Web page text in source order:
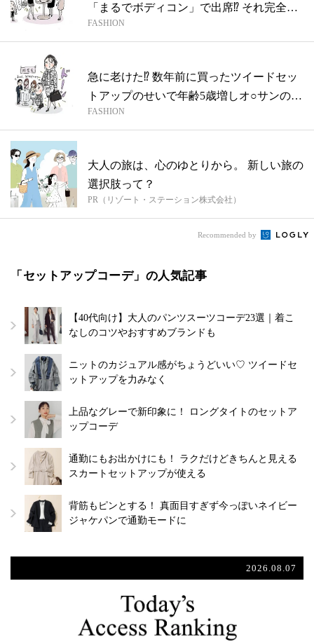
「まるでボディコン」で出席⁉ それ完全
OUT...
FASHION
急に老けた⁉ 数年前に買ったツイードセッ
トアップのせいで年齢5歳増しオ○サンの
危...
FASHION
大人の旅は、心のゆとりから。 新しい旅の
選択肢って？
PR（リゾート・ステーション株式会社）
Recommended by
「セットアップコーデ」の人気記事
【40代向け】大人のパンツスーツコーデ23選｜着こ
なしのコツやおすすめブランドも
ニットのカジュアル感がちょうどいい♡ ツイードセ
ットアップを力みなく
上品なグレーで新印象に！ ロングタイトのセットア
ップコーデ
通勤にもお出かけにも！ ラクだけどきちんと見える
スカートセットアップが使える
背筋もピンとする！ 真面目すぎず今っぽいネイビー
ジャケパンで通勤モードに
2026.08.07